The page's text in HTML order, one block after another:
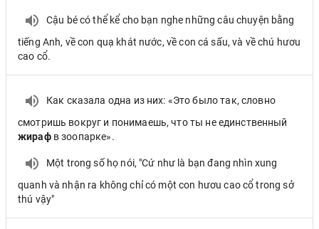
Cậu bé có thể kể cho bạn nghe những câu chuyện bằng
tiếng Anh, về con quạ khát nước, về con cá sấu, và về chú hươu
cao cổ.
Как сказала одна из них: «Это было так, словно
смотришь вокруг и понимаешь, что ты не единственный
жирафв зоопарке».
Một trong số họ nói, "Cứ như là bạn đang nhìn xung
quanh và nhận ra không chỉ có một con hươu cao cổ trong sở
thú vậy"